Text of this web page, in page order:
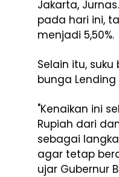
Jakarta,
pada hari ini,
menjadi 5,50%.
Selain itu,
bunga Lending
"Kenaikan ini
Rupiah dari
sebagai
agar tetap
ujar Gubernur